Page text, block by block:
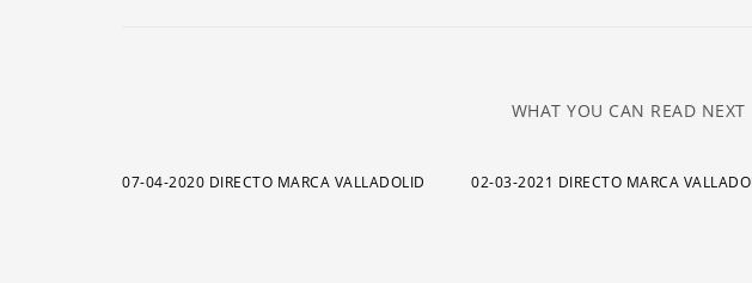
WHAT YOU CAN READ NEXT
07-04-2020 DIRECTO MARCA VALLADOLID 02-03-2021 DIRECTO MARCA